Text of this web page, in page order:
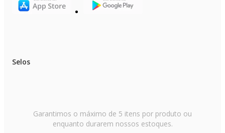
Selos
Garantimos o máximo de 5 itens por produto ou
enquanto durarem nossos estoques.